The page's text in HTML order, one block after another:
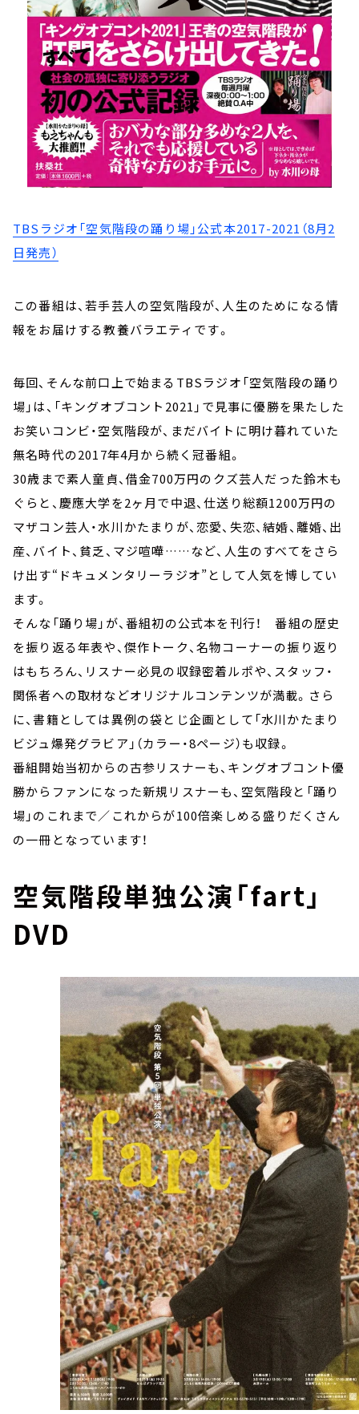
TBSラジオ「空気階段の踊り場」公式本2017-2021（8月2
日発売）
この番組は、若手芸人の空気階段が、人生のためになる情
報をお届けする教養バラエティです――。
毎回、そんな前口上で始まるTBSラジオ「空気階段の踊り
場」は、「キングオブコント2021」で見事に優勝を果たした
お笑いコンビ・空気階段が、まだバイトに明け暮れていた
無名時代の2017年4月から続く冠番組。
30歳まで素人童貞、借金700万円のクズ芸人だった鈴木も
ぐらと、慶應大学を2ヶ月で中退、仕送り総額1200万円の
マザコン芸人・水川かたまりが、恋愛、失恋、結婚、離婚、出
産、バイト、貧乏、マジ喧嘩……など、人生のすべてをさら
け出す“ドキュメンタリーラジオ”として人気を博してい
ます。
そんな「踊り場」が、番組初の公式本を刊行！ 番組の歴史
を振り返る年表や、傑作トーク、名物コーナーの振り返り
はもちろん、リスナー必見の収録密着ルポや、スタッフ・
関係者への取材などオリジナルコンテンツが満載。さら
に、書籍としては異例の袋とじ企画として「水川かたまり
ビジュ爆発グラビア」（カラー・8ページ）も収録。
番組開始当初からの古参リスナーも、キングオブコント優
勝からファンになった新規リスナーも、空気階段と「踊り
場」のこれまで／これからが100倍楽しめる盛りだくさん
の一冊となっています！
空気階段単独公演「fart」
DVD